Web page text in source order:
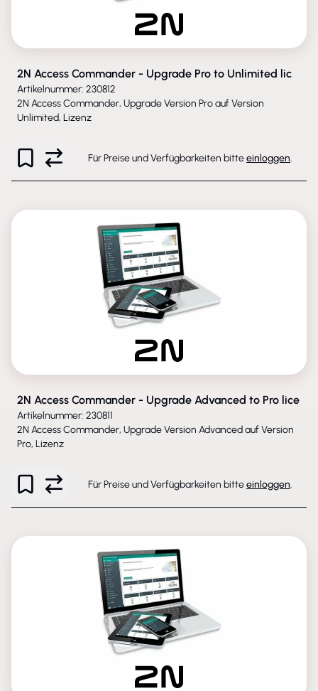
2N Access Commander - Upgrade Pro to Unlimited lic
Artikelnummer: 230812
2N Access Commander, Upgrade Version Pro auf Version
Unlimited, Lizenz
Für Preise und Verfügbarkeiten bitteeinloggen.
2N Access Commander - Upgrade Advanced to Pro lice
Artikelnummer: 230811
2N Access Commander, Upgrade Version Advanced auf Version
Pro, Lizenz
Für Preise und Verfügbarkeiten bitteeinloggen.